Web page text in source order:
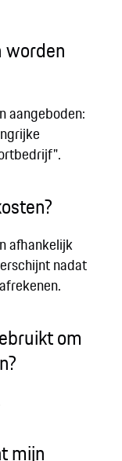
worden
aangeboden:
afhankelijk
nadat
om
mijn